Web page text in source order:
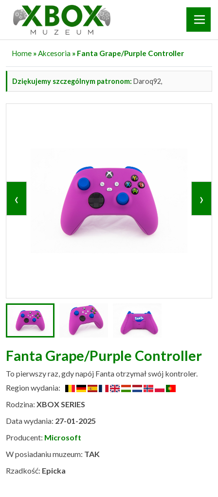
Home »Akcesoria » Fanta Grape/Purple Controller
Dziękujemy szczególnym patronom: Daroq92,
‹ ›
Fanta Grape/Purple Controller
To pierwszy raz, gdy napój Fanta otrzymał swój kontroler.
Region wydania:
Rodzina: XBOX SERIES
Data wydania: 27-01-2025
Producent: Microsoft
W posiadaniu muzeum: TAK
Rzadkość: Epicka